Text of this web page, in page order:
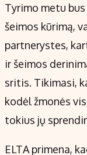
Tyrimo metu
šeimos kūrimą,
partnerystes,
ir šeimos
sritis. Tikimasi,
kodėl žmonės
tokius jų
ELTA primena,